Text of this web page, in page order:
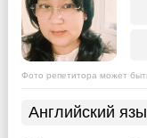
Фото репетитора может
Английский